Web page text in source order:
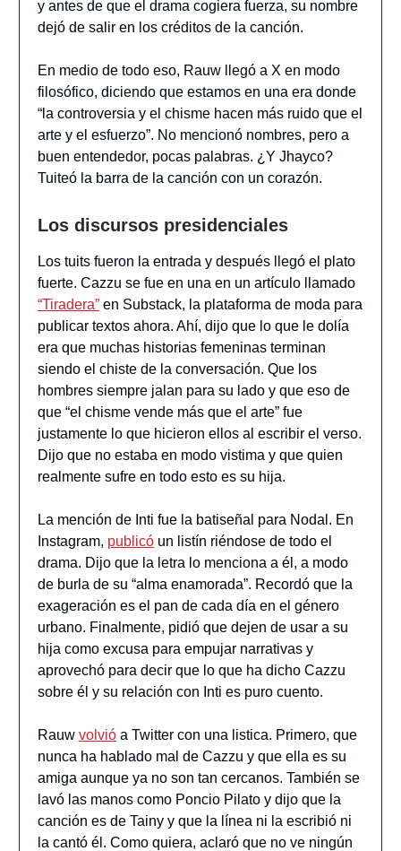
y antes de que el drama cogiera fuerza, su nombre
dejó de salir en los créditos de la canción.
En medio de todo eso, Rauw llegó a X en modo
filosófico, diciendo que estamos en una era donde
“la controversia y el chisme hacen más ruido que el
arte y el esfuerzo”. No mencionó nombres, pero a
buen entendedor, pocas palabras. ¿Y Jhayco?
Tuiteó la barra de la canción con un corazón.
Los discursos presidenciales
Los tuits fueron la entrada y después llegó el plato
fuerte. Cazzu se fue en una en un artículo llamado
“Tiradera” en Substack, la plataforma de moda para
publicar textos ahora. Ahí, dijo que lo que le dolía
era que muchas historias femeninas terminan
siendo el chiste de la conversación. Que los
hombres siempre jalan para su lado y que eso de
que “el chisme vende más que el arte” fue
justamente lo que hicieron ellos al escribir el verso.
Dijo que no estaba en modo vistima y que quien
realmente sufre en todo esto es su hija.
La mención de Inti fue la batiseñal para Nodal. En
Instagram, publicó un listín riéndose de todo el
drama. Dijo que la letra lo menciona a él, a modo
de burla de su “alma enamorada”. Recordó que la
exageración es el pan de cada día en el género
urbano. Finalmente, pidió que dejen de usar a su
hija como excusa para empujar narrativas y
aprovechó para decir que lo que ha dicho Cazzu
sobre él y su relación con Inti es puro cuento.
Rauw volvió a Twitter con una listica. Primero, que
nunca ha hablado mal de Cazzu y que ella es su
amiga aunque ya no son tan cercanos. También se
lavó las manos como Poncio Pilato y dijo que la
canción es de Tainy y que la línea ni la escribió ni
la cantó él. Como quiera, aclaró que no ve ningún